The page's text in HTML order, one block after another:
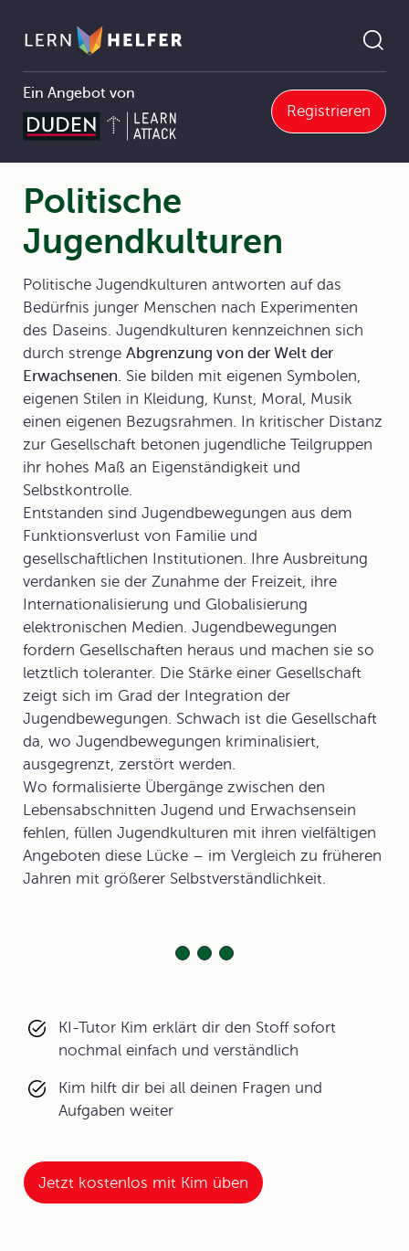
Ein Angebot von
Registrieren
Pfadnavigation
2.3 Politische Meinungs- und Willensbildung 2.3.2 Politische Kultur und politische Sozialisation Politische Jugendkulturen
Politische
Jugendkulturen
Politische Jugendkulturen antworten auf das
Bedürfnis junger Menschen nach Experimenten
des Daseins. Jugendkulturen kennzeichnen sich
durch strenge Abgrenzung von der Welt der
Erwachsenen. Sie bilden mit eigenen Symbolen,
eigenen Stilen in Kleidung, Kunst, Moral, Musik
einen eigenen Bezugsrahmen. In kritischer Distanz
zur Gesellschaft betonen jugendliche Teilgruppen
ihr hohes Maß an Eigenständigkeit und
Selbstkontrolle.
Entstanden sind Jugendbewegungen aus dem
Funktionsverlust von Familie und
gesellschaftlichen Institutionen. Ihre Ausbreitung
verdanken sie der Zunahme der Freizeit, ihre
Internationalisierung und Globalisierung
elektronischen Medien. Jugendbewegungen
fordern Gesellschaften heraus und machen sie so
letztlich toleranter. Die Stärke einer Gesellschaft
zeigt sich im Grad der Integration der
Jugendbewegungen. Schwach ist die Gesellschaft
da, wo Jugendbewegungen kriminalisiert,
ausgegrenzt, zerstört werden.
Wo formalisierte Übergänge zwischen den
Lebensabschnitten Jugend und Erwachsensein
fehlen, füllen Jugendkulturen mit ihren vielfältigen
Angeboten diese Lücke – im Vergleich zu früheren
Jahren mit größerer Selbstverständlichkeit.
KI-Tutor Kim erklärt dir den Stoff sofort
nochmal einfach und verständlich
Kim hilft dir bei all deinen Fragen und
Aufgaben weiter
Jetzt kostenlos mit Kim üben